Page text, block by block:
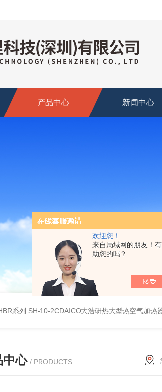
欢迎您！
来自局域网的朋友！
助您的吗？
产品中心 新闻中心
系列 SH-10-2CDAICO大浩研热大型热空气加热
中心 / PRODUCTS